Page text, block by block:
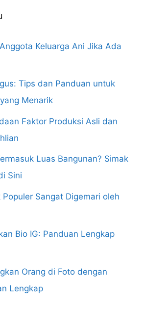
Keluarga Ani Jika Ada
Tips dan Panduan untuk
Menarik
Faktor Produksi Asli dan
Luas Bangunan? Simak
Sini
Sangat Digemari oleh
Bio IG: Panduan Lengkap
Orang di Foto dengan
Lengkap